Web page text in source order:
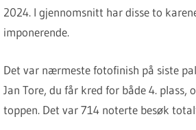
2024. I gjennomsnitt har disse to
imponerende.
Det var nærmeste fotofinish på siste
Jan Tore, du får kred for både 4.
toppen. Det var 714 noterte besøk